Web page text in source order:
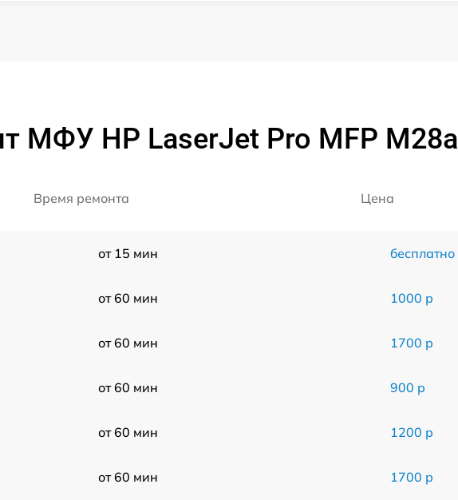
МФУ HP LaserJet Pro MFP M28a
Время ремонта Цена
от 15 мин бесплатно
от 60 мин 1000 р
от 60 мин 1700 р
от 60 мин 900 р
от 60 мин 1200 р
от 60 мин 1700 р